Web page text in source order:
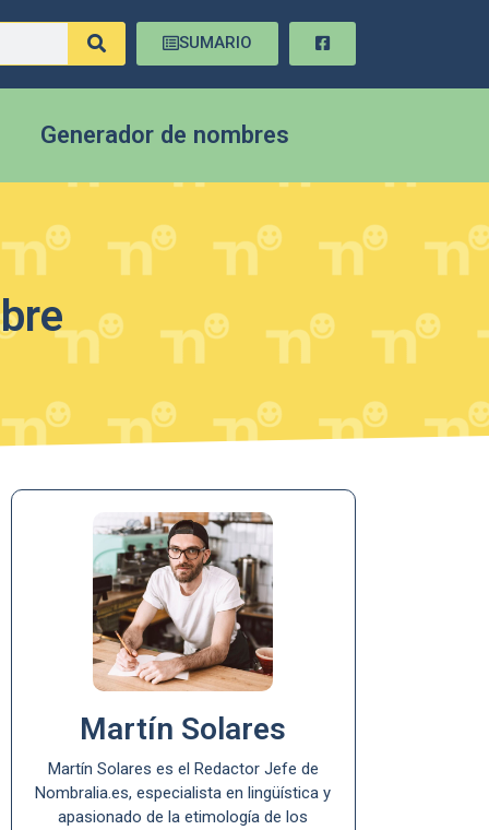
SUMARIO
Generador de nombres
Martín Solares
Martín Solares es el Redactor Jefe de
Nombralia.es, especialista en lingüística y
apasionado de la etimología de los